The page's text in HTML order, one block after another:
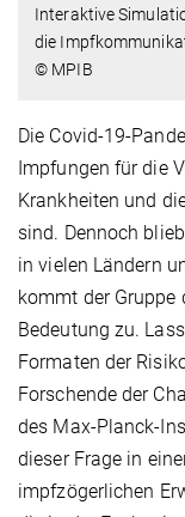
Interaktive
die
© MPIB
Die Covid-19-
Impfungen für die
Krankheiten und
sind. Dennoch
in vielen Ländern
kommt der Gruppe
Bedeutung zu.
Formaten der
Forschende der
des Max-Planck-
dieser Frage in
impfzögerlichen